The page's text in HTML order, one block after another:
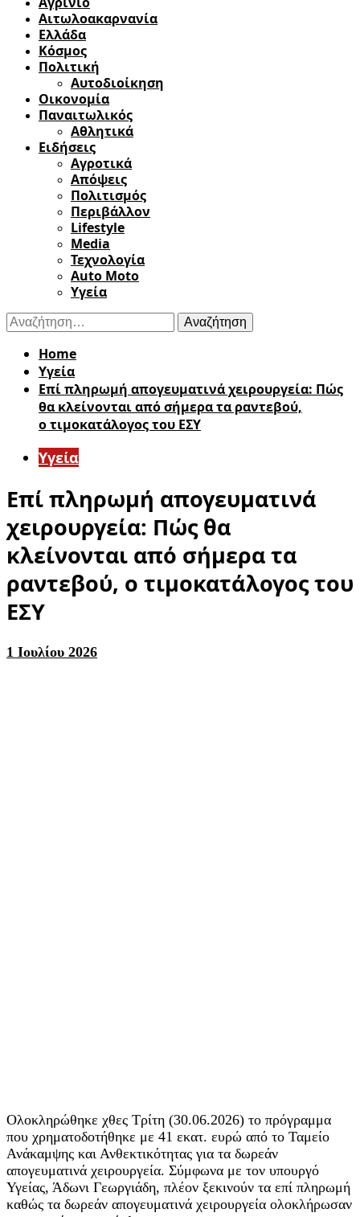
Αιτωλοακαρνανία
Ελλάδα
Κόσμος
Πολιτική
Αυτοδιοίκηση
Οικονομία
Παναιτωλικός
Αθλητικά
Ειδήσεις
Αγροτικά
Απόψεις
Πολιτισμός
Περιβάλλον
Lifestyle
Media
Τεχνολογία
Auto Moto
Υγεία
Αναζήτηση
για:
Home
Υγεία
Επί πληρωμή απογευματινά χειρουργεία: Πώς
θα κλείνονται από σήμερα τα ραντεβού,
ο τιμοκατάλογος του ΕΣΥ
Υγεία
Επί πληρωμή απογευματινά
χειρουργεία: Πώς θα
κλείνονται από σήμερα τα
ραντεβού, ο τιμοκατάλογος του
ΕΣΥ
1 Ιουλίου 2026
Ολοκληρώθηκε χθες Τρίτη (30.06.2026) το πρόγραμμα
που χρηματοδοτήθηκε με 41 εκατ. ευρώ από το Ταμείο
Ανάκαμψης και Ανθεκτικότητας για τα δωρεάν
απογευματινά χειρουργεία. Σύμφωνα με τον υπουργό
Υγείας, Άδωνι Γεωργιάδη, πλέον ξεκινούν τα επί πληρωμή
καθώς τα δωρεάν απογευματινά χειρουργεία ολοκλήρωσαν